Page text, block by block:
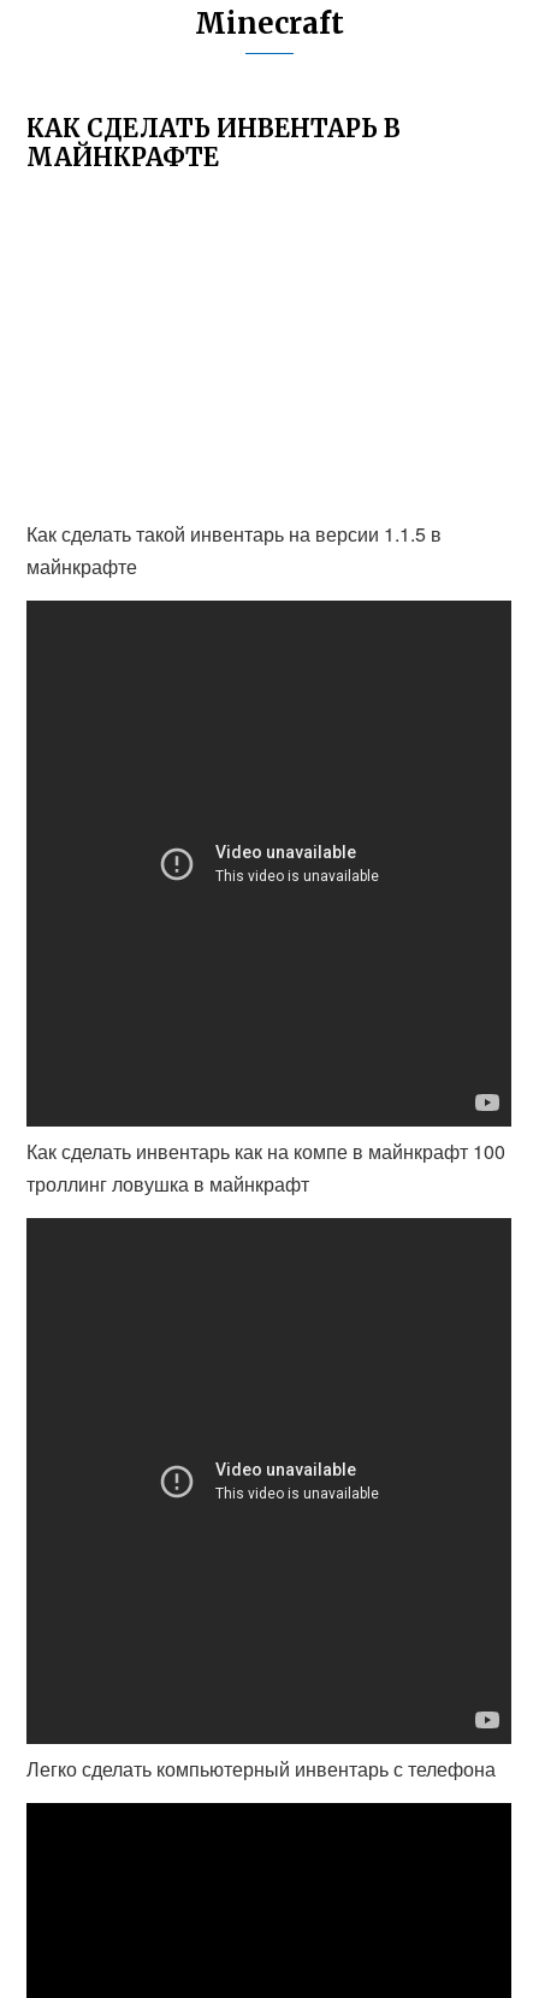
Minecraft
КАК СДЕЛАТЬ ИНВЕНТАРЬ В
МАЙНКРАФТЕ
Как сделать такой инвентарь на версии 1.1.5 в
майнкрафте
Как сделать инвентарь как на компе в майнкрафт 100
троллинг ловушка в майнкрафт
Легко сделать компьютерный инвентарь с телефона